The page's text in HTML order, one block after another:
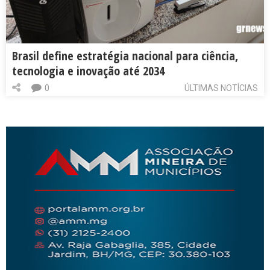
Brasil define estratégia nacional para ciência,
tecnologia e inovação até 2034
ÚLTIMAS NOTÍCIAS
0